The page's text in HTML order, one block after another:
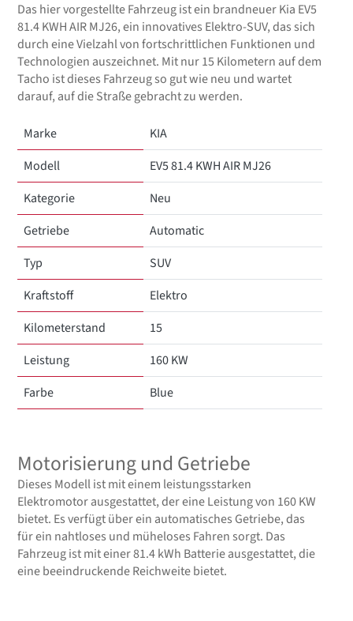
Das hier vorgestellte Fahrzeug ist ein brandneuer Kia EV5
81.4 KWH AIR MJ26, ein innovatives Elektro-SUV, das sich
durch eine Vielzahl von fortschrittlichen Funktionen und
Technologien auszeichnet. Mit nur 15 Kilometern auf dem
Tacho ist dieses Fahrzeug so gut wie neu und wartet
darauf, auf die Straße gebracht zu werden.
Marke
KIA
Modell
EV5 81.4 KWH AIR MJ26
Kategorie
Neu
Getriebe
Automatic
Typ
SUV
Kraftstoff
Elektro
Kilometerstand
15
Leistung
160 KW
Farbe
Blue
Motorisierung und Getriebe
Dieses Modell ist mit einem leistungsstarken
Elektromotor ausgestattet, der eine Leistung von 160 KW
bietet. Es verfügt über ein automatisches Getriebe, das
für ein nahtloses und müheloses Fahren sorgt. Das
Fahrzeug ist mit einer 81.4 kWh Batterie ausgestattet, die
eine beeindruckende Reichweite bietet.